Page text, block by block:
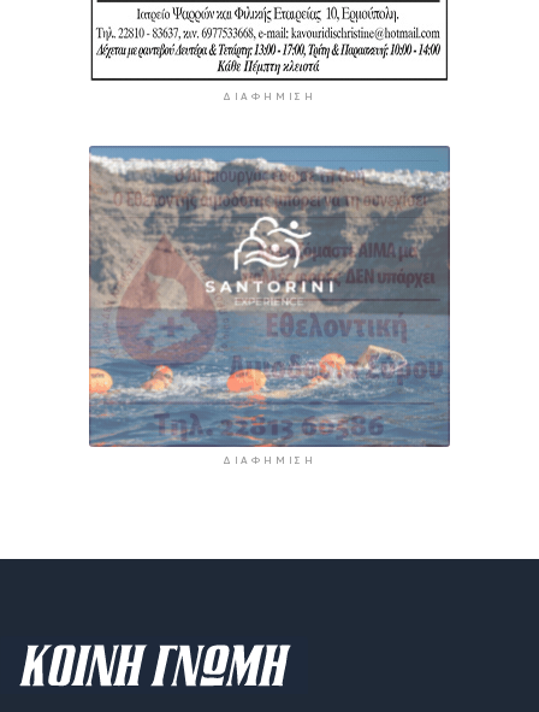
ΔΙΑΦΉΜΙΣΗ
ΔΙΑΦΉΜΙΣΗ